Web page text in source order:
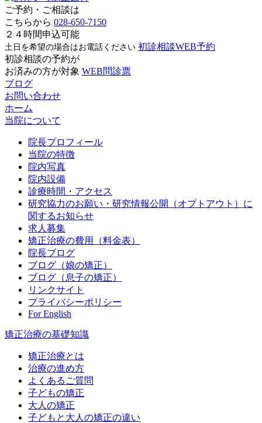
ご予約・ご相談は
こちらから 028-650-7150
２４時間申込可能
土日を希望の場合はお電話ください 初診相談WEB予約
初診相談の予約が
お済みの方が対象 WEB問診票
ブログ
お問い合わせ
ホーム
当院について
院長プロフィール
当院の特徴
院内写真
院内設備
診療時間・アクセス
研究協力のお願い・研究情報公開（オプトアウト）に
関するお知らせ
求人募集
矯正治療の費用（料金表）
院長ブログ
ブログ（娘の矯正）
ブログ（息子の矯正）
リンクサイト
プライバシーポリシー
For English
矯正治療の基礎知識
矯正治療とは
治療の進め方
よくあるご質問
子どもの矯正
大人の矯正
子どもと大人の矯正の違い